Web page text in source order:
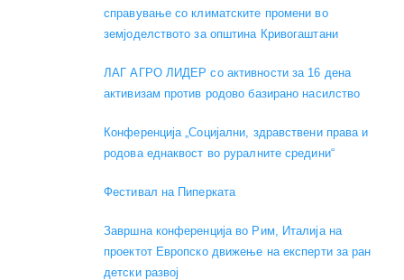
справување со климатските промени во
земјоделството за општина Кривогаштани
ЛАГ АГРО ЛИДЕР со активности за 16 дена
активизам против родово базирано насилство
Конференција „Социјални, здравствени права и
родова еднаквост во руралните средини“
Фестивал на Пиперката
Завршна конференција во Рим, Италија на
проектот Европско движење на експерти за ран
детски развој